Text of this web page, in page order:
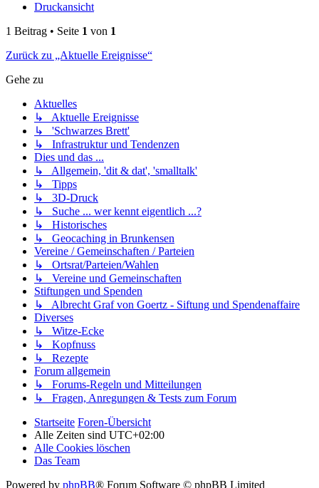
Druckansicht
1 Beitrag • Seite 1 von 1
Zurück zu „Aktuelle Ereignisse“
Gehe zu
Aktuelles
↳ Aktuelle Ereignisse
↳ 'Schwarzes Brett'
↳ Infrastruktur und Tendenzen
Dies und das ...
↳ Allgemein, 'dit & dat', 'smalltalk'
↳ Tipps
↳ 3D-Druck
↳ Suche ... wer kennt eigentlich ...?
↳ Historisches
↳ Geocaching in Brunkensen
Vereine / Gemeinschaften / Parteien
↳ Ortsrat/Parteien/Wahlen
↳ Vereine und Gemeinschaften
Stiftungen und Spenden
↳ Albrecht Graf von Goertz - Siftung und Spendenaffaire
Diverses
↳ Witze-Ecke
↳ Kopfnuss
↳ Rezepte
Forum allgemein
↳ Forums-Regeln und Mitteilungen
↳ Fragen, Anregungen & Tests zum Forum
Startseite Foren-Übersicht
Alle Zeiten sind UTC+02:00
Alle Cookies löschen
Das Team
Powered by phpBB® Forum Software © phpBB Limited